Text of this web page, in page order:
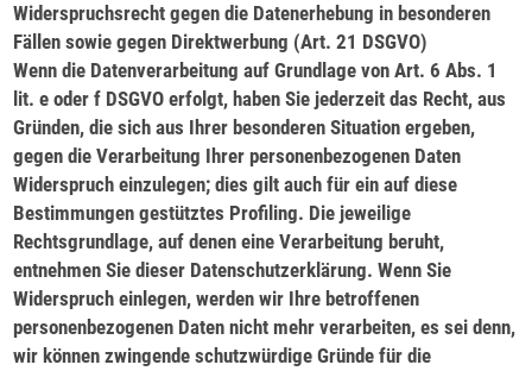
Widerspruchsrecht gegen die Datenerhebung in besonderen
Fällen sowie gegen Direktwerbung (Art. 21 DSGVO)
Wenn die Datenverarbeitung auf Grundlage von Art. 6 Abs. 1
lit. e oder f DSGVO erfolgt, haben Sie jederzeit das Recht, aus
Gründen, die sich aus Ihrer besonderen Situation ergeben,
gegen die Verarbeitung Ihrer personenbezogenen Daten
Widerspruch einzulegen; dies gilt auch für ein auf diese
Bestimmungen gestütztes Profiling. Die jeweilige
Rechtsgrundlage, auf denen eine Verarbeitung beruht,
entnehmen Sie dieser Datenschutzerklärung. Wenn Sie
Widerspruch einlegen, werden wir Ihre betroffenen
personenbezogenen Daten nicht mehr verarbeiten, es sei denn,
wir können zwingende schutzwürdige Gründe für die